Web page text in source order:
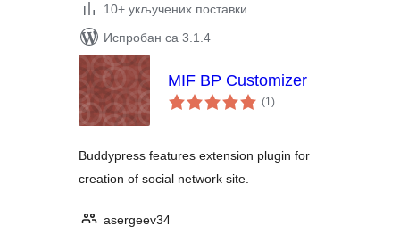
10+ укључених поставки
Испробан са 3.1.4
MIF BP Customizer
(1укупних
оцена
)
Buddypress features extension plugin for
creation of social network site.
asergeev34